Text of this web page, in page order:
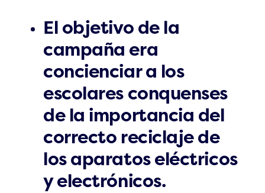
El objetivo de la
campaña era
concienciar a los
escolares conquenses
de la importancia del
correcto reciclaje de
los aparatos eléctricos
y electrónicos.